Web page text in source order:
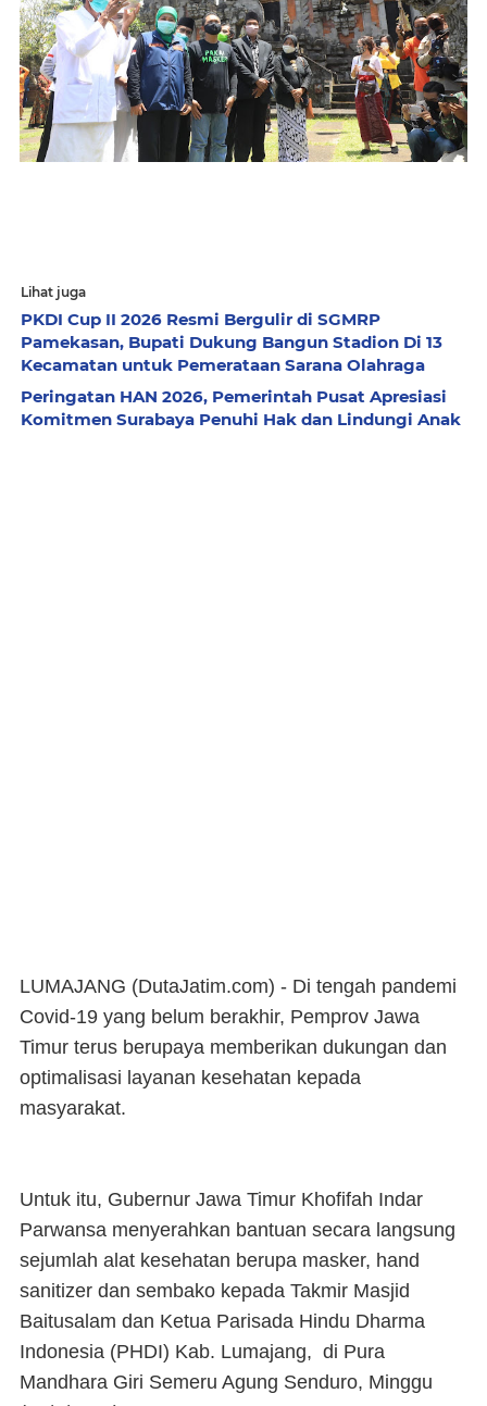
Lihat juga
PKDI Cup II 2026 Resmi Bergulir di SGMRP
Pamekasan, Bupati Dukung Bangun Stadion Di 13
Kecamatan untuk Pemerataan Sarana Olahraga
Peringatan HAN 2026, Pemerintah Pusat Apresiasi
Komitmen Surabaya Penuhi Hak dan Lindungi Anak
LUMAJANG (DutaJatim.com) - Di tengah pandemi
Covid-19 yang belum berakhir, Pemprov Jawa
Timur terus berupaya memberikan dukungan dan
optimalisasi layanan kesehatan kepada
masyarakat.
Untuk itu, Gubernur Jawa Timur Khofifah Indar
Parwansa menyerahkan bantuan secara langsung
sejumlah alat kesehatan berupa masker, hand
sanitizer dan sembako kepada Takmir Masjid
Baitusalam dan Ketua Parisada Hindu Dharma
Indonesia (PHDI) Kab. Lumajang, di Pura
Mandhara Giri Semeru Agung Senduro, Minggu